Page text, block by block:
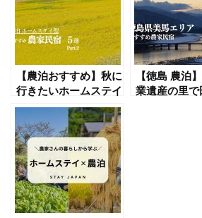
【農泊おすすめ】秋に
行きたいホームステイ
型農泊5選｜収穫体
験・古民家・郷土料理
を満喫
【徳島 農泊
業遺産の里